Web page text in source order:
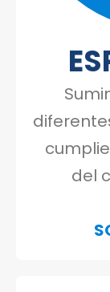
Espectáculos
del